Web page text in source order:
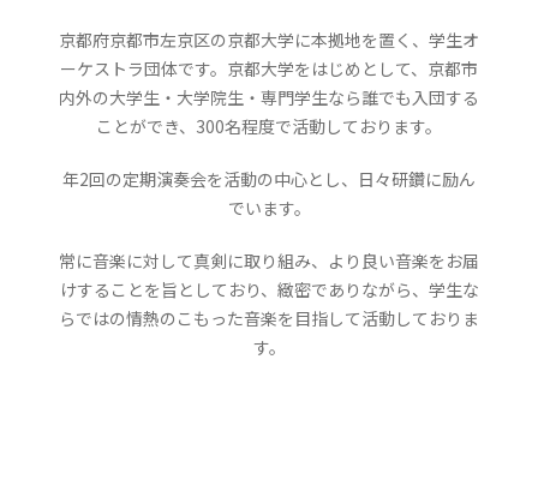
京都府京都市左京区の京都大学に本拠地を置く、学生オ
ーケストラ団体です。京都大学をはじめとして、京都市
内外の大学生・大学院生・専門学生なら誰でも入団する
ことができ、300名程度で活動しております。
年2回の定期演奏会を活動の中心とし、日々研鑽に励ん
でいます。
常に音楽に対して真剣に取り組み、より良い音楽をお届
けすることを旨としており、緻密でありながら、学生な
らではの情熱のこもった音楽を目指して活動しておりま
す。